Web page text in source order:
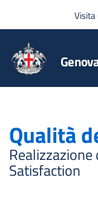
Visita
Qualità
Satisfaction